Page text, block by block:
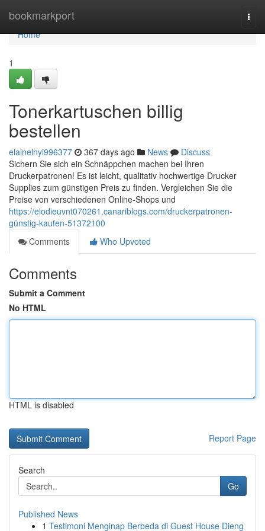
bookmarkport
Home
Home
1
Tonerkartuschen billig
bestellen
elainelnyi996377 367 days ago News
Discuss
Sichern Sie sich ein Schnäppchen machen bei Ihren
Druckerpatronen! Es ist leicht, qualitativ hochwertige Drucker
Supplies zum günstigen Preis zu finden. Vergleichen Sie die
Preise von verschiedenen Online-Shops und
https://elodieuvnt070261.canariblogs.com/druckerpatronen-
günstig-kaufen-51372100
Comments
Who Upvoted
Comments
Submit a Comment
No HTML
HTML is disabled
Report Page
Search
Go
Published News
1 Testimoni Menginap Berbeda di Guest House Dieng